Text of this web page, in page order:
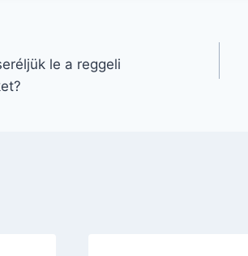
le a reggeli